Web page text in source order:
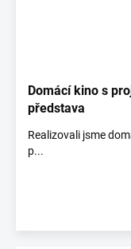
Domácí kino s
představa
Realizovali jsme
p...